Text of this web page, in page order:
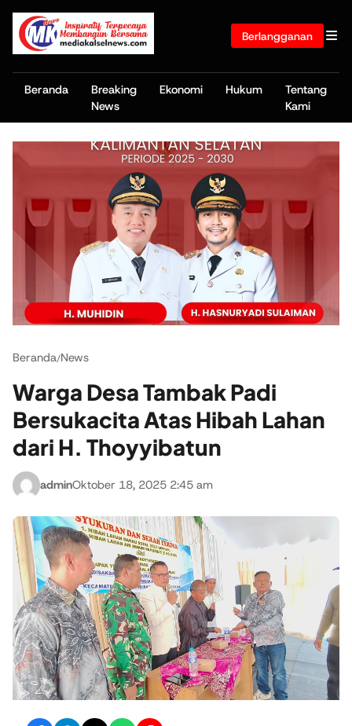
Berlangganan
Beranda
Breaking
News
Ekonomi Hukum
Tentang
Kami
Beranda/News
Warga Desa Tambak Padi
Bersukacita Atas Hibah Lahan
dari H. Thoyyibatun
adminOktober 18, 2025 2:45 am